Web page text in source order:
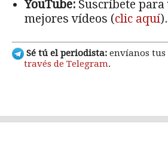
YouTube: Suscríbete
mejores vídeos (clic aquí).
Sé tú el periodista: envíanos tus
través de Telegram.